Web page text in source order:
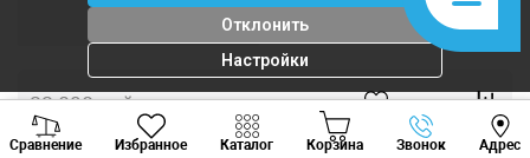
22 098лей
19 730 лей +
Сравнение Избранное Каталог Корзина Звонок Адрес
Viber Whatsapp
Отклонить
Настройки